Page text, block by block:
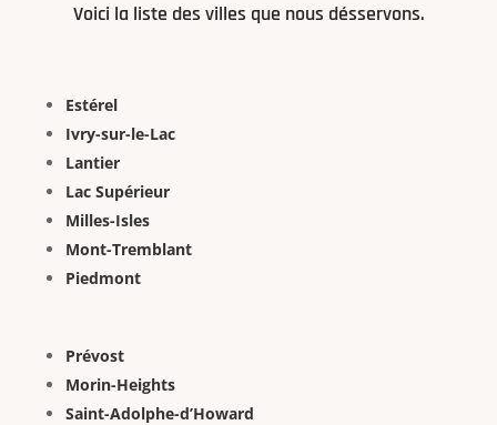
Voici la liste des villes que nous désservons.
Estérel
Ivry-sur-le-Lac
Lantier
Lac Supérieur
Milles-Isles
Mont-Tremblant
Piedmont
Prévost
Morin-Heights
Saint-Adolphe-d’Howard